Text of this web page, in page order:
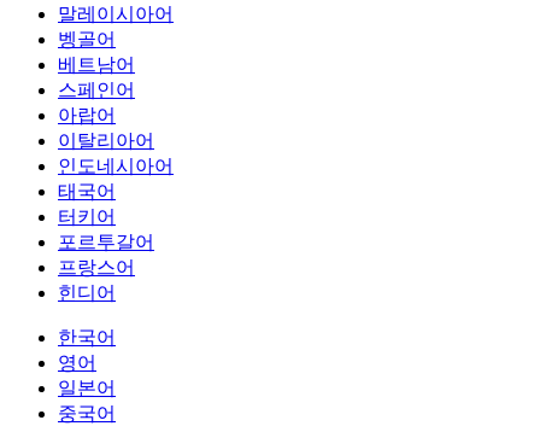
말레이시아어
벵골어
베트남어
스페인어
아랍어
이탈리아어
인도네시아어
태국어
터키어
포르투갈어
프랑스어
힌디어
한국어
영어
일본어
중국어